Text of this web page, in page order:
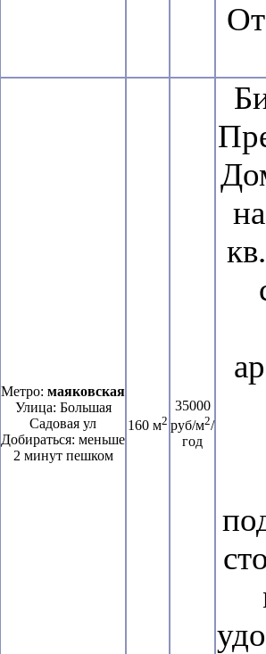
Метро: маяковская
Улица: Большая
Садовая ул
Добираться: меньше
2 минут пешком
160 м2
35000
руб/м2/
год